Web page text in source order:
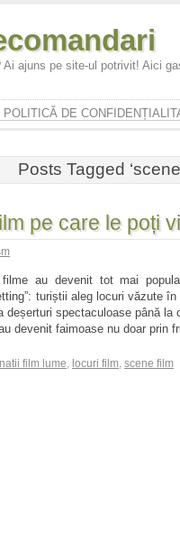
Ai ajuns pe site-ul potrivit! Aici
POLITICĂ DE
Posts Tagged ‘scene
pe care le poți
au devenit tot mai
turiștii aleg locuri văzute
deșerturi spectaculoase până la
devenit faimoase nu doar prin
film lume, locuri film, scene film